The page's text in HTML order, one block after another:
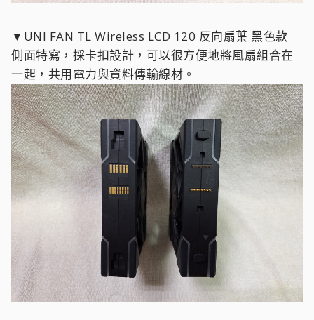
▼UNI FAN TL Wireless LCD 120 反向扇葉 黑色款
側面特寫，採卡扣設計，可以很方便地將風扇組合在
一起，共用電力與資料傳輸線材。